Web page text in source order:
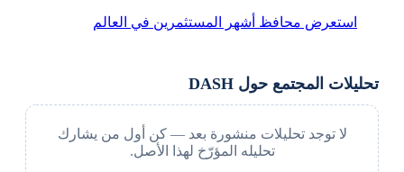
استعرض محافظ أشهر المستثمرين في العالم
تحليلات المجتمع حول DASH
لا توجد تحليلات منشورة بعد — كن أول من يشارك
تحليله المؤرّخ لهذا الأصل.